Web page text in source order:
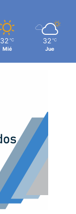
32 ℃
Mié
32 ℃
Jue